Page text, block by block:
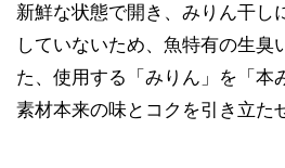
新鮮な状態で開き、みりん干し
していないため、魚特有の生臭
た、使用する「みりん」を「本
素材本来の味とコクを引き立た